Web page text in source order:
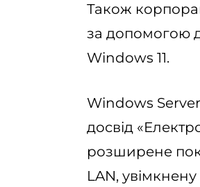
Також
за допомогою
Windows 11.
Windows
досвід
розширене
LAN,